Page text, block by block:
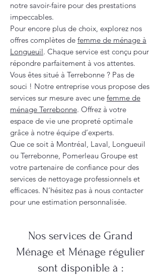
notre savoir-faire pour des prestations
impeccables.
Pour encore plus de choix, explorez nos
offres complètes de femme de ménage à
Longueuil. Chaque service est conçu pour
répondre parfaitement à vos attentes.
Vous êtes situé à Terrebonne ? Pas de
souci ! Notre entreprise vous propose des
services sur mesure avec une femme de
ménage Terrebonne. Offrez à votre
espace de vie une propreté optimale
grâce à notre équipe d’experts.
Que ce soit à Montréal, Laval, Longueuil
ou Terrebonne, Pomerleau Groupe est
votre partenaire de confiance pour des
services de nettoyage professionnels et
efficaces. N’hésitez pas à nous contacter
pour une estimation personnalisée.
Nos services de Grand
Ménage et Ménage régulier
sont disponible à :